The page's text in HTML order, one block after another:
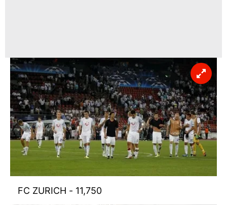
FC ZURICH - 11,750